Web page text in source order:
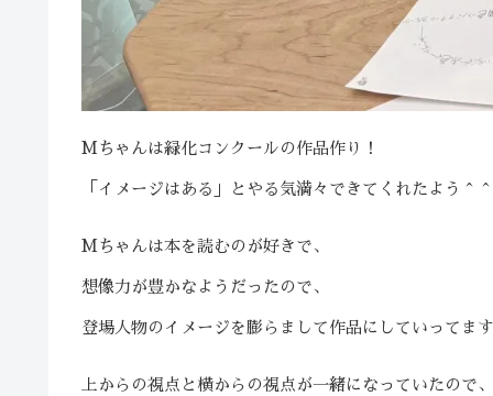
Mちゃんは緑化コンクールの作品作り！
「イメージはある」とやる気満々できてくれたよう＾
Mちゃんは本を読むのが好きで、
想像力が豊かなようだったので、
登場人物のイメージを膨らまして作品にしていってま
上からの視点と横からの視点が一緒になっていたので、